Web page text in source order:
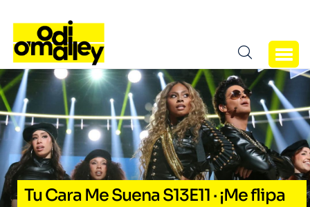
Tu Cara Me Suena S13E11 · ¡Me flipa